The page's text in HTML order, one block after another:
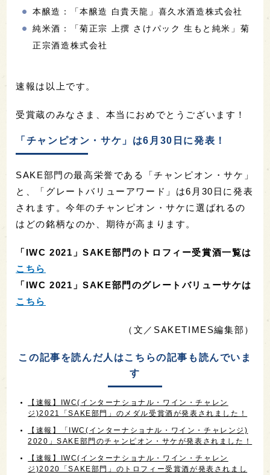
本醸造：「本醸造 白貴天龍」喜久水酒造株式会社
純米酒：「菊正宗 上撰 さけパック 生もと純米」菊
正宗酒造株式会社
速報は以上です。
受賞蔵のみなさま、本当におめでとうございます！
「チャンピオン・サケ」は6月30日に発表！
SAKE部門の最高栄誉である「チャンピオン・サケ」
と、「グレートバリューアワード」は6月30日に発表
されます。今年のチャンピオン・サケに選ばれるの
はどの銘柄なのか、期待が高まります。
「IWC 2021」SAKE部門のトロフィー受賞酒一覧は
こちら
「IWC 2021」SAKE部門のグレートバリューサケは
こちら
（文／SAKETIMES編集部）
この記事を読んだ人はこちらの記事も読んでいま
す
【速報】IWC(インターナショナル・ワイン・チャレン
ジ)2021「SAKE部門」のメダル受賞酒が発表されました！
【速報】「IWC(インターナショナル・ワイン・チャレンジ)
2020」SAKE部門のチャンピオン・サケが発表されました！
【速報】IWC(インターナショナル・ワイン・チャレン
ジ)2020「SAKE部門」のトロフィー受賞酒が発表されまし